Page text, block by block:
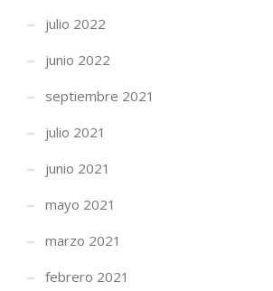
julio 2022
junio 2022
septiembre 2021
julio 2021
junio 2021
mayo 2021
marzo 2021
febrero 2021